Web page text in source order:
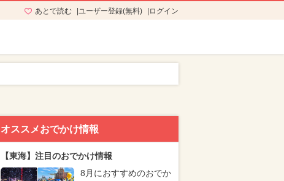
あとで読む ユーザー登録(無料) ログイン
オススメおでかけ情報
【東海】注目のおでかけ情報
8月におすすめのおでか